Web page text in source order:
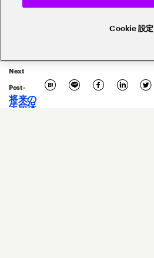
保険 事例 モ
ブロックチェーン
デジタル変革・デジ
セキュリティ
Next
Post -
将来の
生命保
険基幹
Cookie 設定